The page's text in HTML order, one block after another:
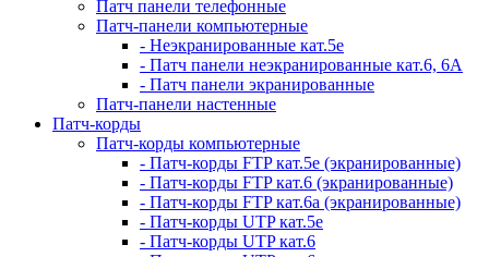
Патч панели телефонные
Патч-панели компьютерные
- Неэкранированные кат.5е
- Патч панели неэкранированные кат.6, 6А
- Патч панели экранированные
Патч-панели настенные
Патч-корды
Патч-корды компьютерные
- Патч-корды FTP кат.5е (экранированные)
- Патч-корды FTP кат.6 (экранированные)
- Патч-корды FTP кат.6а (экранированные)
- Патч-корды UTP кат.5е
- Патч-корды UTP кат.6